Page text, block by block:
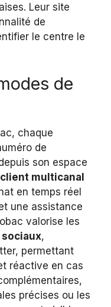
Leur site
de
le centre le
de
chaque
de
son espace
multicanal
en temps réel
une assistance
valorise les
sociaux,
permettant
réactive en cas
précises ou les